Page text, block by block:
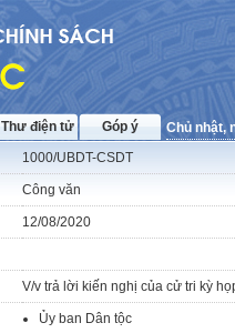
Thư điện tử Góp ý Chủ nhật,
1000/UBDT-CSDT
Công văn
12/08/2020
V/v trả lời kiến nghị của cử tri kỳ
Ủy ban Dân tộc